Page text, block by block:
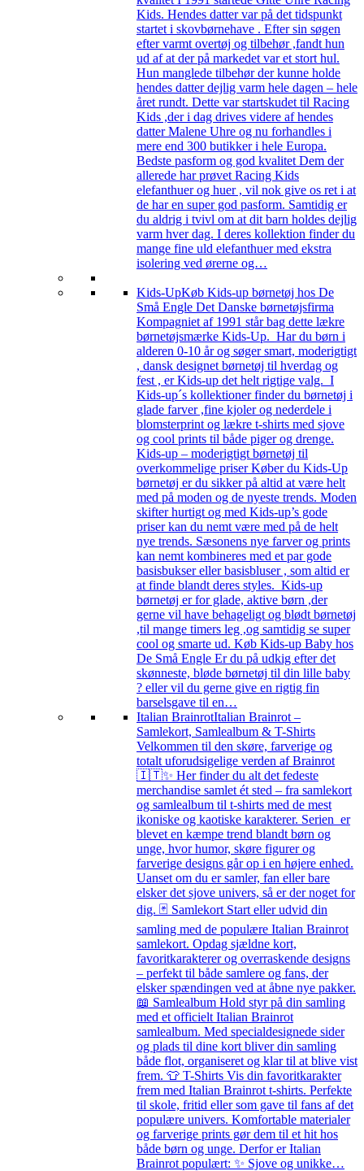
Kids. Hendes datter var på det tidspunkt
startet i skovbørnehave . Efter sin søgen
efter varmt overtøj og tilbehør ,fandt hun
ud af at der på markedet var et stort hul.
Hun manglede tilbehør der kunne holde
hendes datter dejlig varm hele dagen – hele
året rundt. Dette var startskudet til Racing
Kids ,der i dag drives videre af hendes
datter Malene Uhre og nu forhandles i
mere end 300 butikker i hele Europa.
Bedste pasform og god kvalitet Dem der
allerede har prøvet Racing Kids
elefanthuer og huer , vil nok give os ret i at
de har en super god pasform. Samtidig er
du aldrig i tvivl om at dit barn holdes dejlig
varm hver dag. I deres kollektion finder du
mange fine uld elefanthuer med ekstra
isolering ved ørerne og…
Kids-UpKøb Kids-up børnetøj hos De
Små Engle Det Danske børnetøjsfirma
Kompagniet af 1991 står bag dette lækre
børnetøjsmærke Kids-Up. Har du børn i
alderen 0-10 år og søger smart, moderigtigt
, dansk designet børnetøj til hverdag og
fest , er Kids-up det helt rigtige valg. I
Kids-up´s kollektioner finder du børnetøj i
glade farver ,fine kjoler og nederdele i
blomsterprint og lækre t-shirts med sjove
og cool prints til både piger og drenge.
Kids-up – moderigtigt børnetøj til
overkommelige priser Køber du Kids-Up
børnetøj er du sikker på altid at være helt
med på moden og de nyeste trends. Moden
skifter hurtigt og med Kids-up’s gode
priser kan du nemt være med på de helt
nye trends. Sæsonens nye farver og prints
kan nemt kombineres med et par gode
basisbukser eller basisbluser , som altid er
at finde blandt deres styles. Kids-up
børnetøj er for glade, aktive børn ,der
gerne vil have behageligt og blødt børnetøj
,til mange timers leg ,og samtidig se super
cool og smarte ud. Køb Kids-up Baby hos
De Små Engle Er du på udkig efter det
skønneste, bløde børnetøj til din lille baby
? eller vil du gerne give en rigtig fin
barselsgave til en…
Italian BrainrotItalian Brainrot –
Samlekort, Samlealbum & T-Shirts
Velkommen til den skøre, farverige og
totalt uforudsigelige verden af Brainrot
🇮🇹✨ Her finder du alt det fedeste
merchandise samlet ét sted – fra samlekort
og samlealbum til t-shirts med de mest
ikoniske og kaotiske karakterer. Serien er
blevet en kæmpe trend blandt børn og
unge, hvor humor, skøre figurer og
farverige designs går op i en højere enhed.
Uanset om du er samler, fan eller bare
elsker det sjove univers, så er der noget for
dig. 🃏 Samlekort Start eller udvid din
samling med de populære Italian Brainrot
samlekort. Opdag sjældne kort,
favoritkarakterer og overraskende designs
– perfekt til både samlere og fans, der
elsker spændingen ved at åbne nye pakker.
📖 Samlealbum Hold styr på din samling
med et officielt Italian Brainrot
samlealbum. Med specialdesignede sider
og plads til dine kort bliver din samling
både flot, organiseret og klar til at blive vist
frem. 👕 T-Shirts Vis din favoritkarakter
frem med Italian Brainrot t-shirts. Perfekte
til skole, fritid eller som gave til fans af det
populære univers. Komfortable materialer
og farverige prints gør dem til et hit hos
både børn og unge. Derfor er Italian
Brainrot populært: ✨ Sjove og unikke…